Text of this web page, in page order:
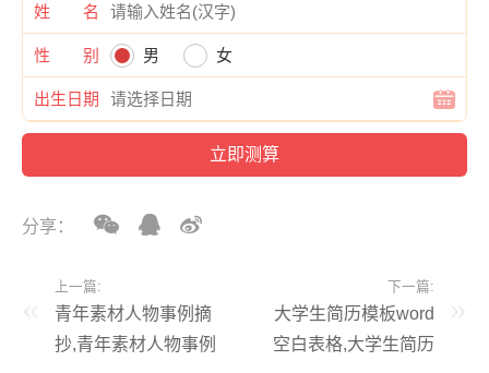
姓 名
性 别 男 女
出生日期
分享：
上一篇:
青年素材人物事例摘
抄,青年素材人物事例
下一篇:
大学生简历模板word
空白表格,大学生简历